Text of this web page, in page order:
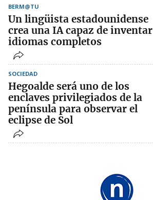
BERM@TU
Un lingüista estadounidense
crea una IA capaz de inventar
idiomas completos
SOCIEDAD
Hegoalde será uno de los
enclaves privilegiados de la
península para observar el
eclipse de Sol